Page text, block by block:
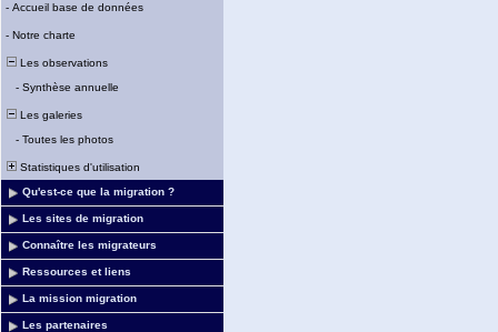
- Accueil base de données
- Notre charte
Les observations
- Synthèse annuelle
Les galeries
- Toutes les photos
Statistiques d'utilisation
Qu'est-ce que la migration ?
Les sites de migration
Connaître les migrateurs
Ressources et liens
La mission migration
Les partenaires